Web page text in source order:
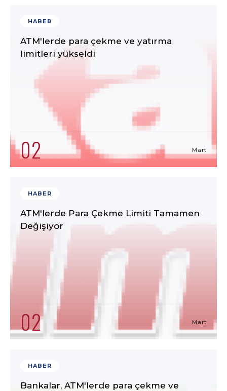
HABER
ATM'lerde para çekme ve yatırma
limitleri yükseldi
02 Mart
HABER
ATM'lerde Para Çekme Limiti Tamamen
Değişiyor
02 Mart
HABER
Bankalar, ATM'lerde para çekme ve